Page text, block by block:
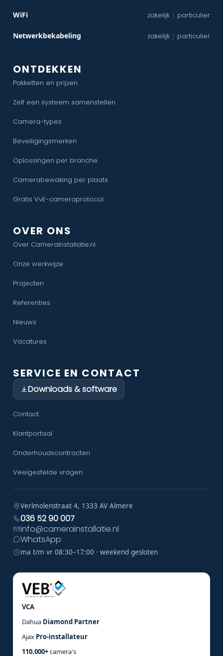
WiFi zakelijk | particulier
Netwerkbekabeling zakelijk | particulier
ONTDEKKEN
Pakketten en prijzen
Zelf een systeem samenstellen
Camera-types
Beveiligingsmerken
Oplossingen per branche
Camerabewaking per plaats
Gratis VvE-cameraprotocol
OVER ONS
Over CameraInstallatie.nl
Onze werkwijze
Projecten
Referenties
Nieuws
Vacatures
SERVICE EN CONTACT
Downloads & software
Contact
Klantportaal
Onderhoudscontracten
Veelgestelde vragen
Verlmolenstraat 4, 1333 AV Almere
036 52 90 007
info@camerainstallatie.nl
WhatsApp
ma t/m vr 08:30–17:00 · weekend gesloten
VCA
Dahua Diamond Partner
Ajax Pro-installateur
110.000+camera's